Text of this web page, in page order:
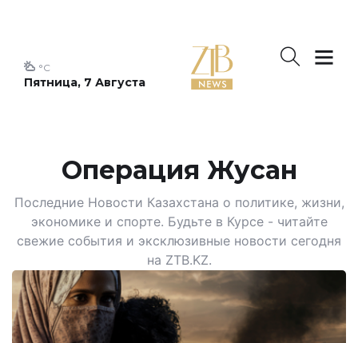
Пятница, 7 Августа
°C
Операция Жусан
Последние Новости Казахстана о политике, жизни,
экономике и спорте. Будьте в Курсе - читайте
свежие события и эксклюзивные новости сегодня
на ZTB.KZ.